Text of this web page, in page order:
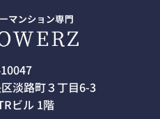
淡路町３丁目6-3
ビル 1階